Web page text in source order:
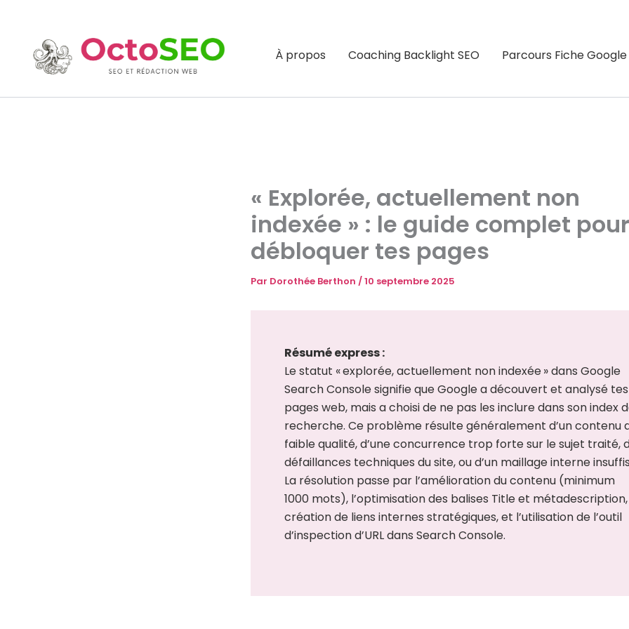
contenu
À propos Coaching Backlight SEO Parcours Fiche Google
« Explorée, actuellement non
indexée » : le guide complet pour
débloquer tes pages
Par Dorothée Berthon /10 septembre 2025
Résumé express :
Le statut « explorée, actuellement non indexée » dans Google
Search Console signifie que Google a découvert et analysé tes
pages web, mais a choisi de ne pas les inclure dans son index
recherche. Ce problème résulte généralement d’un contenu
faible qualité, d’une concurrence trop forte sur le sujet traité,
défaillances techniques du site, ou d’un maillage interne
La résolution passe par l’amélioration du contenu (minimum
1000 mots), l’optimisation des balises Title et
création de liens internes stratégiques, et l’utilisation de l’outil
d’inspection d’URL dans Search Console.